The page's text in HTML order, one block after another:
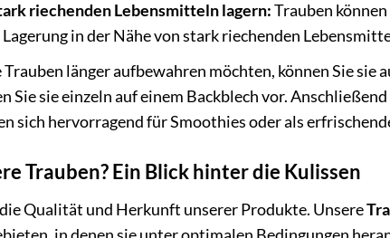
riechenden Lebensmitteln lagern:Trauben
in der Nähe von stark riechenden
Trauben länger aufbewahren möchten, können Sie sie
Sie sie einzeln auf einem Backblech vor.
sich hervorragend für Smoothies oder als
Trauben? Ein Blick hinter die Kulissen
Qualität und Herkunft unserer Produkte. Unsere